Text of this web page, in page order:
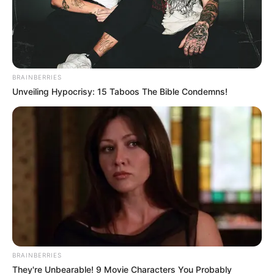
Resultados de lotería
Luis Carlos Palacio Giraldo
COMPARTIR
BRAINBERRIES
Unveiling Hypocrisy: 15 Taboos The Bible Condemns!
BRAINBERRIES
They're Unbearable! 9 Movie Characters You Probably